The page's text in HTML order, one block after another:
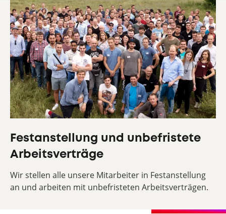
Festanstellung und unbefristete
Arbeitsverträge
Wir stellen alle unsere Mitarbeiter in Festanstellung
an und arbeiten mit unbefristeten Arbeitsverträgen.